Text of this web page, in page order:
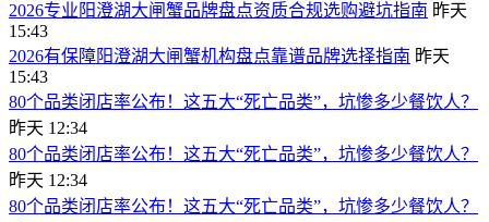
2026专业阳澄湖大闸蟹品牌盘点资质合规选购避坑指南 昨天
15:43
2026有保障阳澄湖大闸蟹机构盘点靠谱品牌选择指南 昨天
15:43
80个品类闭店率公布！这五大“死亡品类”，坑惨多少餐饮人？
昨天 12:34
80个品类闭店率公布！这五大“死亡品类”，坑惨多少餐饮人？
昨天 12:34
80个品类闭店率公布！这五大“死亡品类”，坑惨多少餐饮人？